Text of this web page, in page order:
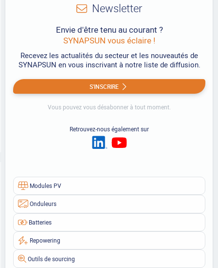
Modules PV
Onduleurs
Batteries
Repowering
Outils de sourcing
Newsletter
Envie d'être tenu au courant ?
SYNAPSUN vous éclaire !
Recevez les actualités du secteur et les nouveautés de
SYNAPSUN en vous inscrivant à notre liste de diffusion.
S'INSCRIRE
Vous pouvez vous désabonner à tout moment.
Retrouvez-nous également sur